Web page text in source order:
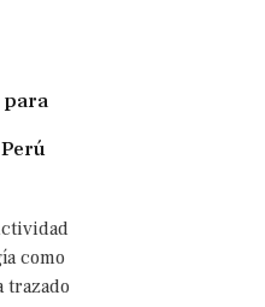
como
trazado